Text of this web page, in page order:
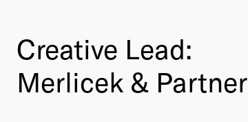
Creative Lead:
Merlicek & Partner